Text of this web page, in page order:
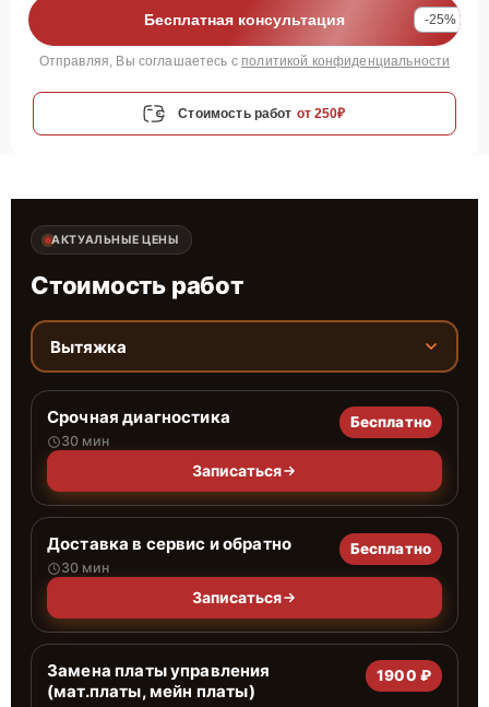
Бесплатная консультация -25%
Отправляя, Вы соглашаетесь с политикой конфиденциальности
Стоимость работ от 250₽
АКТУАЛЬНЫЕ ЦЕНЫ
Стоимость работ
Вытяжка
Срочная диагностика
30 мин
Бесплатно
Записаться
Доставка в сервис и обратно
30 мин
Бесплатно
Записаться
Замена платы управления
(мат.платы, мейн платы)
1900 ₽